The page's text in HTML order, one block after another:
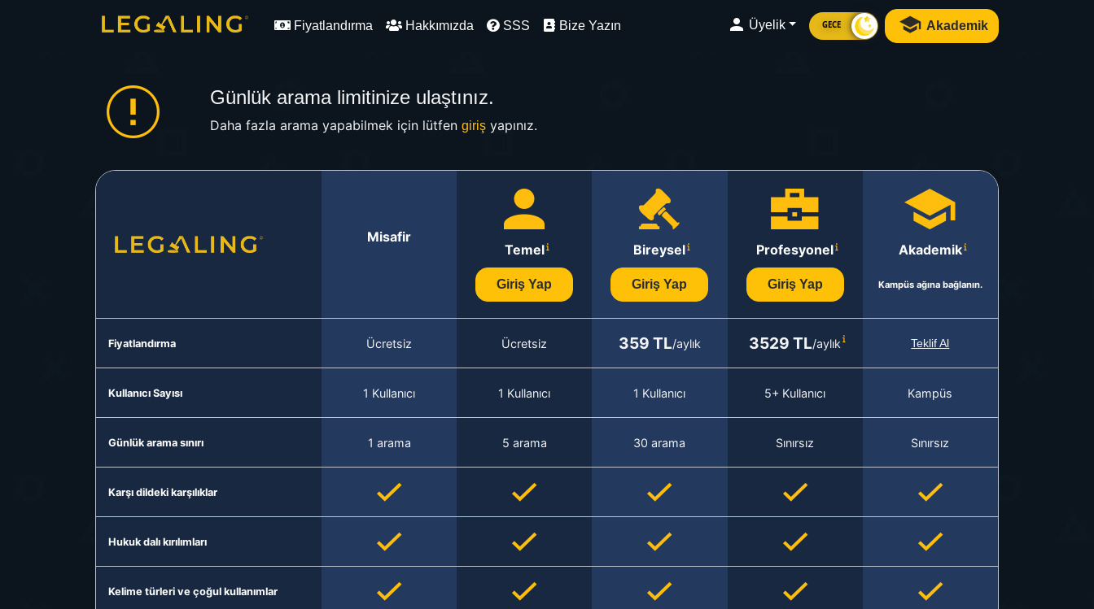
Fiyatlandırma Hakkımızda SSS Bize Yazın Üyelik GECE Akademik
Günlük arama limitinize ulaştınız.
Daha fazla arama yapabilmek için lütfen girişyapınız.
Misafir
Temel
Giriş Yap
Bireysel
Giriş Yap
Profesyonel
Giriş Yap
Akademik
Kampüs ağına bağlanın.
Fiyatlandırma Ücretsiz Ücretsiz 359 TL/aylık 3529 TL/aylık Teklif Al
Kullanıcı Sayısı 1 Kullanıcı 1 Kullanıcı 1 Kullanıcı 5+ Kullanıcı Kampüs
Günlük arama sınırı 1 arama 5 arama 30 arama Sınırsız Sınırsız
Karşı dildeki karşılıklar
Hukuk dalı kırılımları
Kelime türleri ve çoğul kullanımlar